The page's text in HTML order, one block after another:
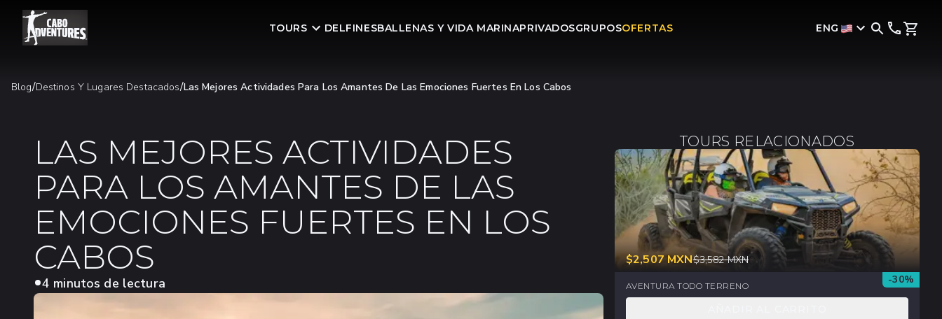
TOURS DELFINESBALLENAS Y VIDA MARINAPRIVADOSGRUPOSOFERTAS ENG
Blog/Destinos Y Lugares Destacados/Las Mejores Actividades Para Los Amantes De Las Emociones Fuertes En Los Cabos
LAS MEJORES ACTIVIDADES
PARA LOS AMANTES DE LAS
EMOCIONES FUERTES EN LOS
CABOS
4 minutos de lectura
TOURS RELACIONADOS
$2,507MXN$3,582 MXN
-30%
AVENTURA TODO TERRENO